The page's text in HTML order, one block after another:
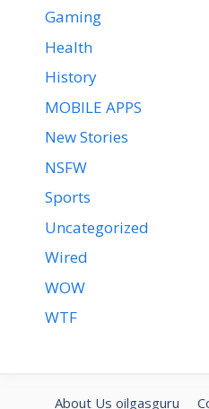
Gaming
Health
History
MOBILE APPS
New Stories
NSFW
Sports
Uncategorized
Wired
WOW
WTF
About Us oilgasguru